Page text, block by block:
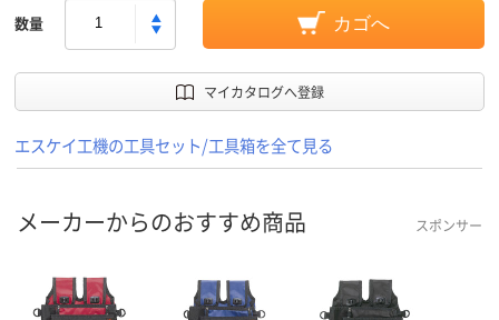
数量 カゴへ
マイカタログへ登録
エスケイ工機の工具セット/工具箱を全て見る
メーカーからのおすすめ商品 スポンサー